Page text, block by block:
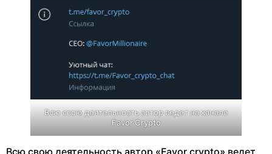
Всю свою деятельность автор ведет на канале
Favor Crypto
Всю свою деятельность автор «Favor crypto» ведет